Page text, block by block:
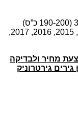
מיצובישי פאג’רו Desert/Dakar 4X4 אוט’ 3.2 (190-200 כ”ס)
שנות ייצור: 2010, 2011, 2012, 2013, 2014, 2015, 2016, 2017,
מחיר ולבדיקה
גירטרוניק